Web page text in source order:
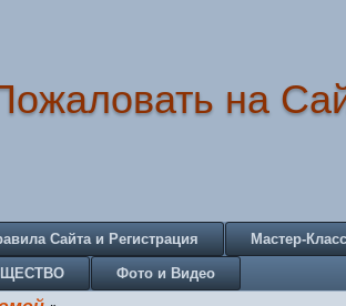
на
Сайта и Регистрация Мастер-
Фото и Видео